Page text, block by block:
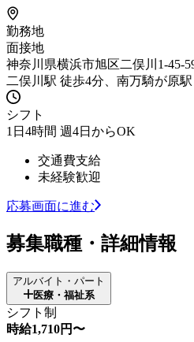
勤務地
面接地
神奈川県横浜市旭区二俣川1-45-
二俣川駅 徒歩4分、南万騎が原
シフト
1日4時間 週4日からOK
交通費支給
未経験歓迎
応募画面に進む
募集職種・詳細情報
アルバイト・パート
医療・福祉系
シフト制
時給1,710円〜